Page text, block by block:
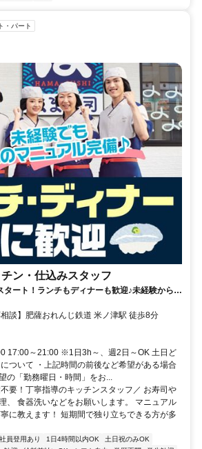
・パート
ン・仕込みスタッフ
タート！ランチもディナーも歓迎♪未経験から始
談】肥薩おれんじ鉄道 米ノ津駅 徒歩8分
17:00～21:00 ※1日3h～、週2日～OK 土日ど
ついて ・上記時間の前後など希望がある場合
の「勤務曜日・時間」をお...
要！丁寧指導のキッチンスタッフ／ お寿司や
、 食器洗いなどをお願いします。 マニュアル
に教えます！ 短期間で独り立ちできる方が多
社員登用あり 1日4時間以内OK
土日祝のみOK